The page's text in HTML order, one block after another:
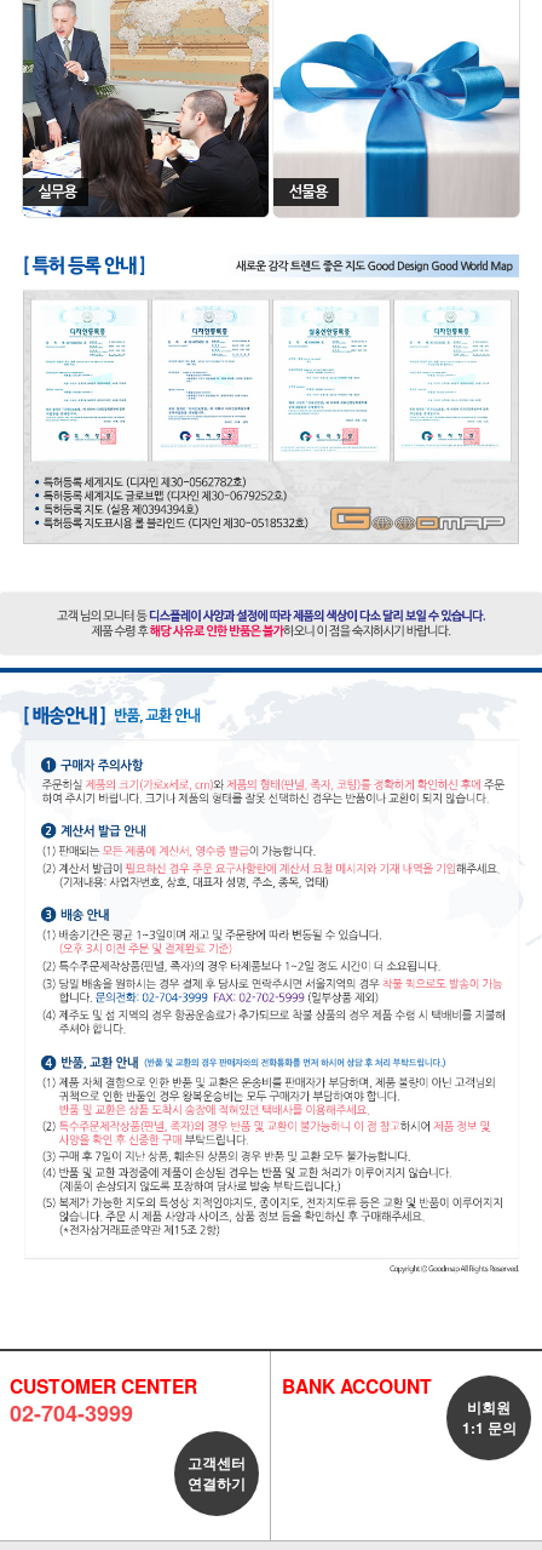
CUSTOMER CENTER
02-704-3999
고객센터
연결하기
BANK ACCOUNT
비회원
1:1 문의